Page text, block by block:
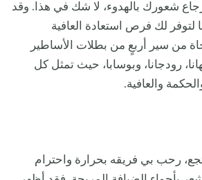
شعورك بالهدوء، لا شك في هذا. وقد
لتوفر لك فرص استعادة العافية
من سير أربعٍ من بطلات الأساطير
رودجانا، وبوسابا، حيث تمثل كل
والعافية.
رحب بي فريقه بحرارة واحترام